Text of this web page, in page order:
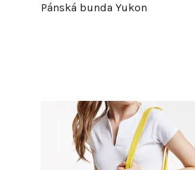
Pánská bunda Yukon